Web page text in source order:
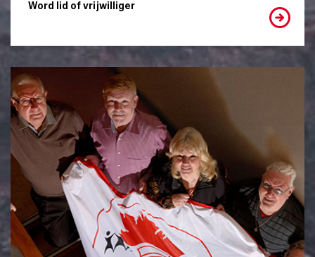
Word lid of vrijwilliger